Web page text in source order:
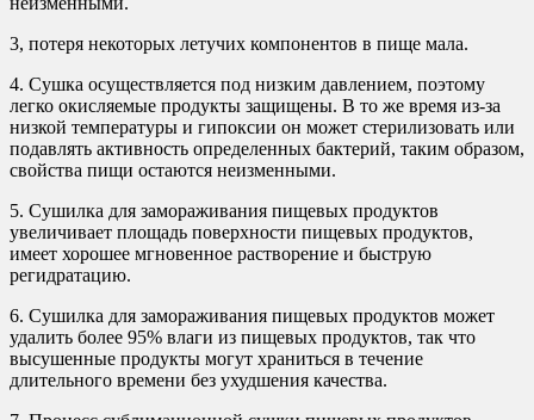
3, потеря некоторых летучих компонентов в пище мала.
4. Сушка осуществляется под низким давлением, поэтому
легко окисляемые продукты защищены. В то же время из-за
низкой температуры и гипоксии он может стерилизовать или
подавлять активность определенных бактерий, таким образом,
свойства пищи остаются неизменными.
5. Сушилка для замораживания пищевых продуктов
увеличивает площадь поверхности пищевых продуктов,
имеет хорошее мгновенное растворение и быструю
регидратацию.
6. Сушилка для замораживания пищевых продуктов может
удалить более 95% влаги из пищевых продуктов, так что
высушенные продукты могут храниться в течение
длительного времени без ухудшения качества.